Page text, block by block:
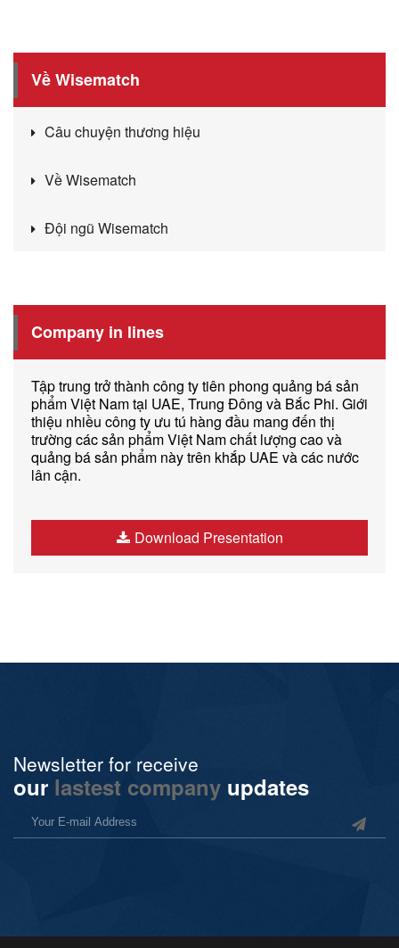
Về Wisematch
Câu chuyện thương hiệu
Về Wisematch
Đội ngũ Wisematch
Company in lines
Tập trung trở thành công ty tiên phong quảng bá sản
phẩm Việt Nam tại UAE, Trung Đông và Bắc Phi. Giới
thiệu nhiều công ty ưu tú hàng đầu mang đến thị
trường các sản phẩm Việt Nam chất lượng cao và
quảng bá sản phẩm này trên khắp UAE và các nước
lân cận.
Download Presentation
Newsletter for receive
our lastest company updates